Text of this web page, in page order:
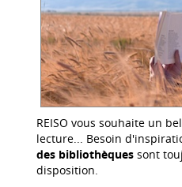
REISO vous souhaite un
lecture... Besoin
des bibliothèques sont
disposition.